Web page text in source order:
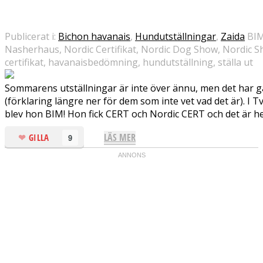
Publicerat i: Bichon havanais, Hundutställningar, Zaida
Nasherhaus, Nordic Certifikat, Nordic Dog Show, Nordic
certifikat, havanaisbedömning, hundutställning, ställa ut
Sommarens utställningar är inte över ännu, men det har
(förklaring längre ner för dem som inte vet vad det är). I
blev hon BIM! Hon fick CERT och Nordic CERT och det är
9
GILLA LÄS MER